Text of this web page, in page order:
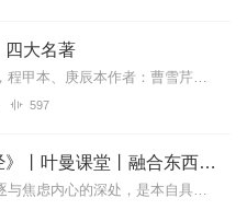
四大名著
《红楼梦》原文朗读，程甲本、庚辰本作者：曹雪芹，朗读：白云出岫、蓝色百合《红楼梦》程甲本和庚辰本是该书两大重要版本。程甲本由程伟元和高鹗于乾隆五十六年（1791...
597
叶曼讲《六祖坛经》丨叶曼课堂丨融合东西国学大师
喧嚣的尘世中，是追逐与焦虑内心的深处，是本自具足的宁静为什么说“菩提自性，本来清净”？为何顿悟不在遥远的庙堂，而在当下的柴米油盐？我们终日寻找的“佛”，究竟在何...